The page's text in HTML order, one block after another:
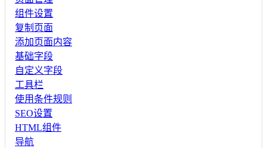
组件设置
复制页面
添加页面内容
基础字段
自定义字段
工具栏
使用条件规则
SEO设置
HTML组件
导航